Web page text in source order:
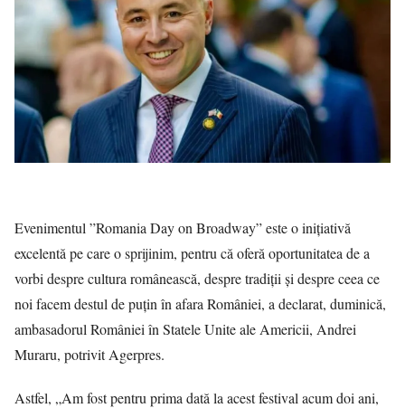
Evenimentul ”Romania Day on Broadway” este o iniţiativă
excelentă pe care o sprijinim, pentru că oferă oportunitatea de a
vorbi despre cultura românească, despre tradiţii şi despre ceea ce
noi facem destul de puţin în afara României, a declarat, duminică,
ambasadorul României în Statele Unite ale Americii, Andrei
Muraru, potrivit Agerpres.
Astfel, „Am fost pentru prima dată la acest festival acum doi ani,